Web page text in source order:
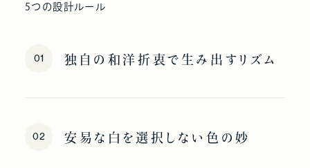
5つの設計ルール
01 独自の和洋折衷で生み出すリズム
02 安易な白を選択しない色の妙